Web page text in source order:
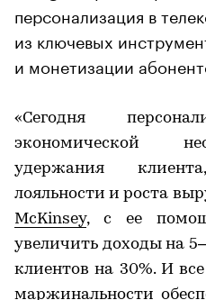
персонализация в
из ключевых
и монетизации
«Сегодня
экономической
удержания
лояльности и роста
McKinsey, с ее
увеличить доходы на
клиентов на 30%. И
маржинальности